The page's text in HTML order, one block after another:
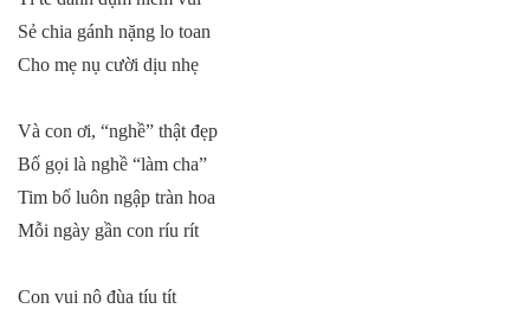
Sẻ chia gánh nặng lo toan
Cho mẹ nụ cười dịu nhẹ
Và con ơi, “nghề” thật đẹp
Bố gọi là nghề “làm cha”
Tim bố luôn ngập tràn hoa
Mỗi ngày gần con ríu rít
Con vui nô đùa tíu tít